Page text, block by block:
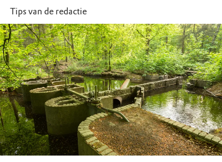
organiseren in dit natuurgebied? Vraag dan
eerst toestemming aan via
www.natuurmonumenten.nl/toestemming
Tips van de redactie